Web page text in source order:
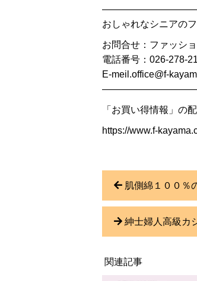
おしゃれなシニアの
お問合せ：ファッシ
電話番号：026-278-
E-meil.office@f-
「お買い得情報」の
https://www.f-
肌側綿１００％
紳士婦人高級カ
関連記事